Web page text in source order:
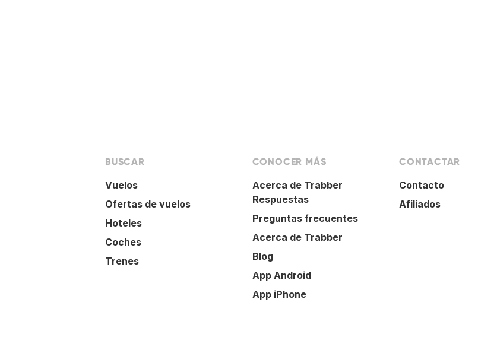
BUSCAR
Vuelos
Ofertas de vuelos
Hoteles
Coches
Trenes
CONOCER MÁS
Acerca de Trabber
Respuestas
Preguntas frecuentes
Acerca de Trabber
Blog
App Android
App iPhone
CONTACTAR
Contacto
Afiliados